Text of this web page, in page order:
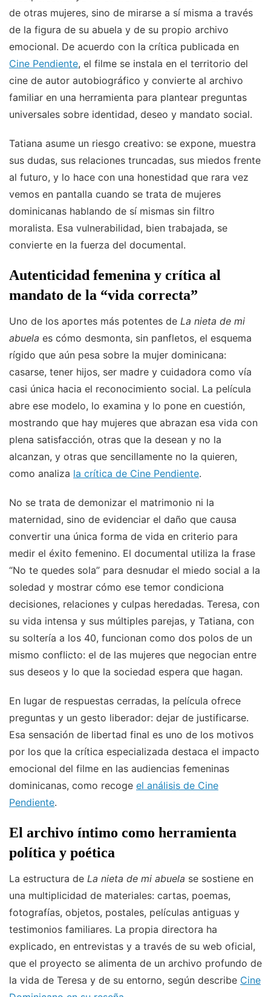
de otras mujeres, sino de mirarse a sí misma a través
de la figura de su abuela y de su propio archivo
emocional. De acuerdo con la crítica publicada en
Cine Pendiente, el filme se instala en el territorio del
cine de autor autobiográfico y convierte al archivo
familiar en una herramienta para plantear preguntas
universales sobre identidad, deseo y mandato social.
Tatiana asume un riesgo creativo: se expone, muestra
sus dudas, sus relaciones truncadas, sus miedos frente
al futuro, y lo hace con una honestidad que rara vez
vemos en pantalla cuando se trata de mujeres
dominicanas hablando de sí mismas sin filtro
moralista. Esa vulnerabilidad, bien trabajada, se
convierte en la fuerza del documental.
Autenticidad femenina y crítica al
mandato de la “vida correcta”
Uno de los aportes más potentes de La nieta de mi
abuela es cómo desmonta, sin panfletos, el esquema
rígido que aún pesa sobre la mujer dominicana:
casarse, tener hijos, ser madre y cuidadora como vía
casi única hacia el reconocimiento social. La película
abre ese modelo, lo examina y lo pone en cuestión,
mostrando que hay mujeres que abrazan esa vida con
plena satisfacción, otras que la desean y no la
alcanzan, y otras que sencillamente no la quieren,
como analiza la crítica de Cine Pendiente.
No se trata de demonizar el matrimonio ni la
maternidad, sino de evidenciar el daño que causa
convertir una única forma de vida en criterio para
medir el éxito femenino. El documental utiliza la frase
“No te quedes sola” para desnudar el miedo social a la
soledad y mostrar cómo ese temor condiciona
decisiones, relaciones y culpas heredadas. Teresa, con
su vida intensa y sus múltiples parejas, y Tatiana, con
su soltería a los 40, funcionan como dos polos de un
mismo conflicto: el de las mujeres que negocian entre
sus deseos y lo que la sociedad espera que hagan.
En lugar de respuestas cerradas, la película ofrece
preguntas y un gesto liberador: dejar de justificarse.
Esa sensación de libertad final es uno de los motivos
por los que la crítica especializada destaca el impacto
emocional del filme en las audiencias femeninas
dominicanas, como recoge el análisis de Cine
Pendiente.
El archivo íntimo como herramienta
política y poética
La estructura de La nieta de mi abuela se sostiene en
una multiplicidad de materiales: cartas, poemas,
fotografías, objetos, postales, películas antiguas y
testimonios familiares. La propia directora ha
explicado, en entrevistas y a través de su web oficial,
que el proyecto se alimenta de un archivo profundo de
la vida de Teresa y de su entorno, según describe Cine